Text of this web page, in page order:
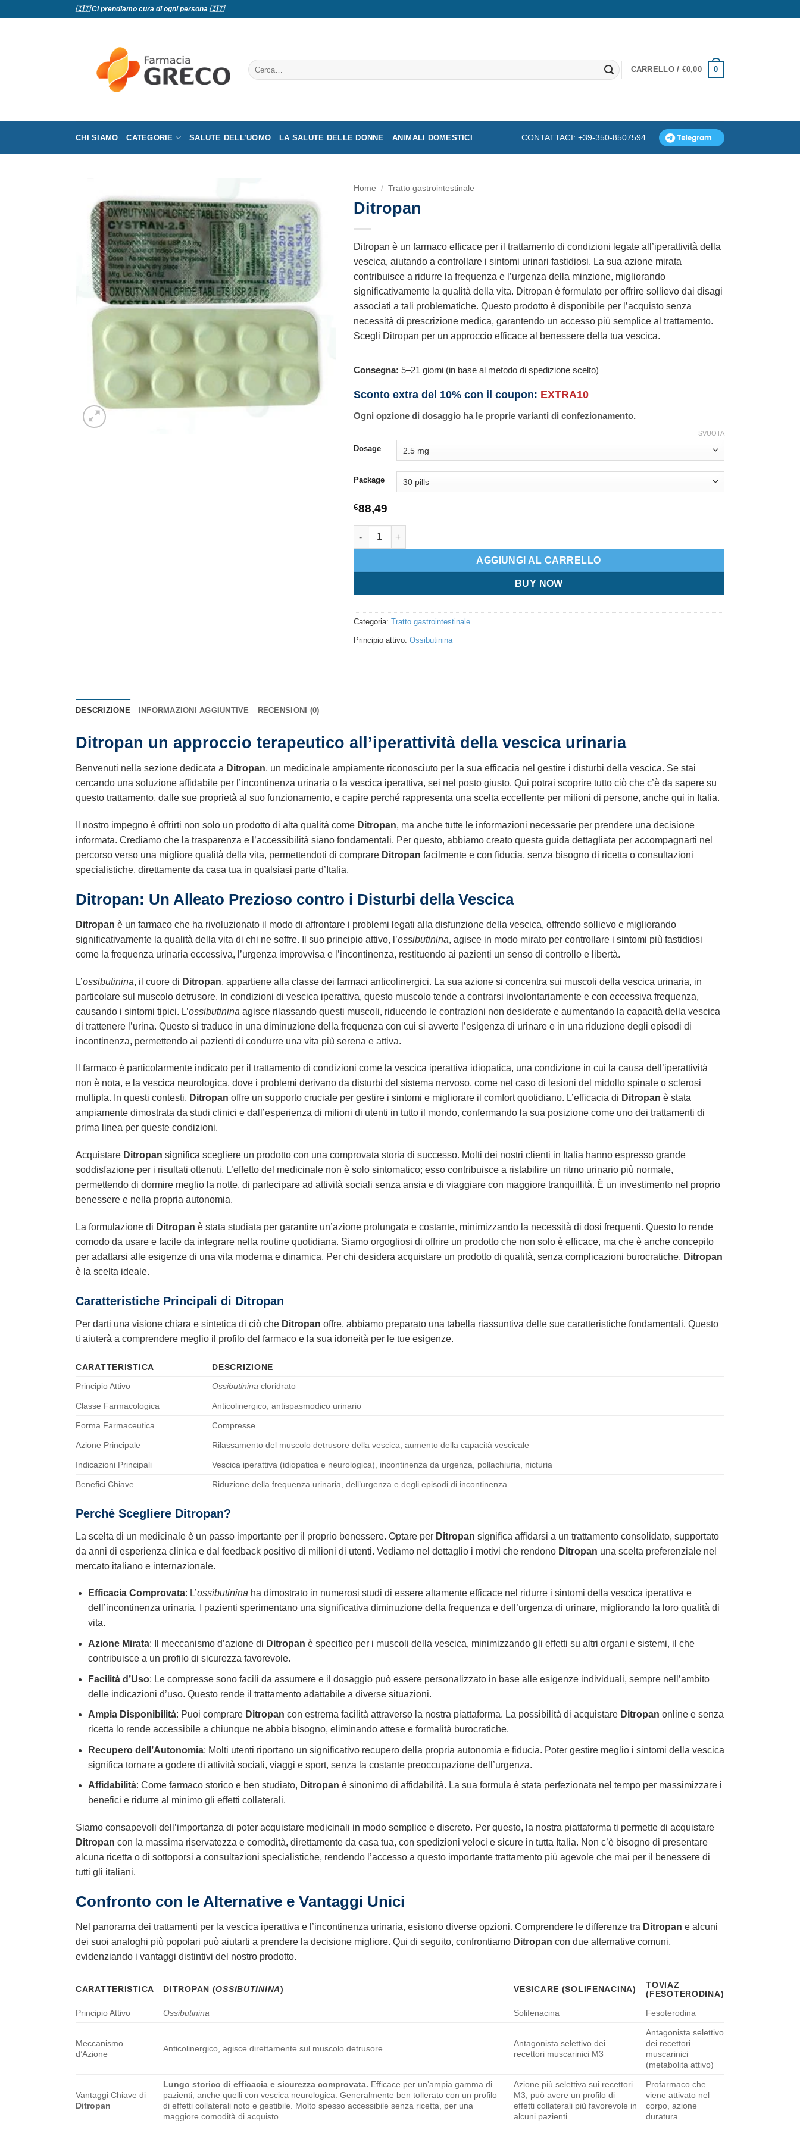
🇮🇹 Ci prendiamo cura di ogni persona 🇮🇹
Cerca:
CARRELLO / €0,00 0
CHI SIAMO CATEGORIE SALUTE DELL’UOMO LA SALUTE DELLE DONNE ANIMALI DOMESTICI CONTATTACI: +39-350-8507594
Home / Tratto gastrointestinale
Ditropan
Ditropan è un farmaco efficace per il trattamento di condizioni legate all’iperattività della
vescica, aiutando a controllare i sintomi urinari fastidiosi. La sua azione mirata
contribuisce a ridurre la frequenza e l’urgenza della minzione, migliorando
significativamente la qualità della vita. Ditropan è formulato per offrire sollievo dai disagi
associati a tali problematiche. Questo prodotto è disponibile per l’acquisto senza
necessità di prescrizione medica, garantendo un accesso più semplice al trattamento.
Scegli Ditropan per un approccio efficace al benessere della tua vescica.
Consegna: 5–21 giorni (in base al metodo di spedizione scelto)
Sconto extra del 10% con il coupon: EXTRA10
Ogni opzione di dosaggio ha le proprie varianti di confezionamento.
Dosage
Package
SVUOTA
€88,49
Ditropan quantità
AGGIUNGI AL CARRELLO
BUY NOW
Categoria: Tratto gastrointestinale
Principio attivo: Ossibutinina
DESCRIZIONE INFORMAZIONI AGGIUNTIVE RECENSIONI (0)
Ditropan un approccio terapeutico all’iperattività della vescica urinaria
Benvenuti nella sezione dedicata a Ditropan, un medicinale ampiamente riconosciuto per la sua efficacia nel gestire i disturbi della vescica. Se stai
cercando una soluzione affidabile per l’incontinenza urinaria o la vescica iperattiva, sei nel posto giusto. Qui potrai scoprire tutto ciò che c’è da sapere su
questo trattamento, dalle sue proprietà al suo funzionamento, e capire perché rappresenta una scelta eccellente per milioni di persone, anche qui in Italia.
Il nostro impegno è offrirti non solo un prodotto di alta qualità come Ditropan, ma anche tutte le informazioni necessarie per prendere una decisione
informata. Crediamo che la trasparenza e l’accessibilità siano fondamentali. Per questo, abbiamo creato questa guida dettagliata per accompagnarti nel
percorso verso una migliore qualità della vita, permettendoti di comprare Ditropan facilmente e con fiducia, senza bisogno di ricetta o consultazioni
specialistiche, direttamente da casa tua in qualsiasi parte d’Italia.
Ditropan: Un Alleato Prezioso contro i Disturbi della Vescica
Ditropan è un farmaco che ha rivoluzionato il modo di affrontare i problemi legati alla disfunzione della vescica, offrendo sollievo e migliorando
significativamente la qualità della vita di chi ne soffre. Il suo principio attivo, l’ossibutinina, agisce in modo mirato per controllare i sintomi più fastidiosi
come la frequenza urinaria eccessiva, l’urgenza improvvisa e l’incontinenza, restituendo ai pazienti un senso di controllo e libertà.
L’ossibutinina, il cuore di Ditropan, appartiene alla classe dei farmaci anticolinergici. La sua azione si concentra sui muscoli della vescica urinaria, in
particolare sul muscolo detrusore. In condizioni di vescica iperattiva, questo muscolo tende a contrarsi involontariamente e con eccessiva frequenza,
causando i sintomi tipici. L’ossibutinina agisce rilassando questi muscoli, riducendo le contrazioni non desiderate e aumentando la capacità della vescica
di trattenere l’urina. Questo si traduce in una diminuzione della frequenza con cui si avverte l’esigenza di urinare e in una riduzione degli episodi di
incontinenza, permettendo ai pazienti di condurre una vita più serena e attiva.
Il farmaco è particolarmente indicato per il trattamento di condizioni come la vescica iperattiva idiopatica, una condizione in cui la causa dell’iperattività
non è nota, e la vescica neurologica, dove i problemi derivano da disturbi del sistema nervoso, come nel caso di lesioni del midollo spinale o sclerosi
multipla. In questi contesti, Ditropan offre un supporto cruciale per gestire i sintomi e migliorare il comfort quotidiano. L’efficacia di Ditropan è stata
ampiamente dimostrata da studi clinici e dall’esperienza di milioni di utenti in tutto il mondo, confermando la sua posizione come uno dei trattamenti di
prima linea per queste condizioni.
Acquistare Ditropan significa scegliere un prodotto con una comprovata storia di successo. Molti dei nostri clienti in Italia hanno espresso grande
soddisfazione per i risultati ottenuti. L’effetto del medicinale non è solo sintomatico; esso contribuisce a ristabilire un ritmo urinario più normale,
permettendo di dormire meglio la notte, di partecipare ad attività sociali senza ansia e di viaggiare con maggiore tranquillità. È un investimento nel proprio
benessere e nella propria autonomia.
La formulazione di Ditropan è stata studiata per garantire un’azione prolungata e costante, minimizzando la necessità di dosi frequenti. Questo lo rende
comodo da usare e facile da integrare nella routine quotidiana. Siamo orgogliosi di offrire un prodotto che non solo è efficace, ma che è anche concepito
per adattarsi alle esigenze di una vita moderna e dinamica. Per chi desidera acquistare un prodotto di qualità, senza complicazioni burocratiche, Ditropan
è la scelta ideale.
Caratteristiche Principali di Ditropan
Per darti una visione chiara e sintetica di ciò che Ditropan offre, abbiamo preparato una tabella riassuntiva delle sue caratteristiche fondamentali. Questo
ti aiuterà a comprendere meglio il profilo del farmaco e la sua idoneità per le tue esigenze.
CARATTERISTICA
DESCRIZIONE
Principio Attivo
Ossibutinina cloridrato
Classe Farmacologica Anticolinergico, antispasmodico urinario
Forma Farmaceutica Compresse
Azione Principale Rilassamento del muscolo detrusore della vescica, aumento della capacità vescicale
Indicazioni Principali Vescica iperattiva (idiopatica e neurologica), incontinenza da urgenza, pollachiuria, nicturia
Benefici Chiave Riduzione della frequenza urinaria, dell’urgenza e degli episodi di incontinenza
Perché Scegliere Ditropan?
La scelta di un medicinale è un passo importante per il proprio benessere. Optare per Ditropan significa affidarsi a un trattamento consolidato, supportato
da anni di esperienza clinica e dal feedback positivo di milioni di utenti. Vediamo nel dettaglio i motivi che rendono Ditropan una scelta preferenziale nel
mercato italiano e internazionale.
Efficacia Comprovata: L’ossibutinina ha dimostrato in numerosi studi di essere altamente efficace nel ridurre i sintomi della vescica iperattiva e
dell’incontinenza urinaria. I pazienti sperimentano una significativa diminuzione della frequenza e dell’urgenza di urinare, migliorando la loro qualità di
vita.
Azione Mirata: Il meccanismo d’azione di Ditropan è specifico per i muscoli della vescica, minimizzando gli effetti su altri organi e sistemi, il che
contribuisce a un profilo di sicurezza favorevole.
Facilità d’Uso: Le compresse sono facili da assumere e il dosaggio può essere personalizzato in base alle esigenze individuali, sempre nell’ambito
delle indicazioni d’uso. Questo rende il trattamento adattabile a diverse situazioni.
Ampia Disponibilità: Puoi comprare Ditropan con estrema facilità attraverso la nostra piattaforma. La possibilità di acquistare Ditropan online e senza
ricetta lo rende accessibile a chiunque ne abbia bisogno, eliminando attese e formalità burocratiche.
Recupero dell’Autonomia: Molti utenti riportano un significativo recupero della propria autonomia e fiducia. Poter gestire meglio i sintomi della vescica
significa tornare a godere di attività sociali, viaggi e sport, senza la costante preoccupazione dell’urgenza.
Affidabilità: Come farmaco storico e ben studiato, Ditropan è sinonimo di affidabilità. La sua formula è stata perfezionata nel tempo per massimizzare i
benefici e ridurre al minimo gli effetti collaterali.
Siamo consapevoli dell’importanza di poter acquistare medicinali in modo semplice e discreto. Per questo, la nostra piattaforma ti permette di acquistare
Ditropan con la massima riservatezza e comodità, direttamente da casa tua, con spedizioni veloci e sicure in tutta Italia. Non c’è bisogno di presentare
alcuna ricetta o di sottoporsi a consultazioni specialistiche, rendendo l’accesso a questo importante trattamento più agevole che mai per il benessere di
tutti gli italiani.
Confronto con le Alternative e Vantaggi Unici
Nel panorama dei trattamenti per la vescica iperattiva e l’incontinenza urinaria, esistono diverse opzioni. Comprendere le differenze tra Ditropan e alcuni
dei suoi analoghi più popolari può aiutarti a prendere la decisione migliore. Qui di seguito, confrontiamo Ditropan con due alternative comuni,
evidenziando i vantaggi distintivi del nostro prodotto.
CARATTERISTICA DITROPAN (OSSIBUTININA) VESICARE (SOLIFENACINA)
TOVIAZ
(FESOTERODINA)
Principio Attivo
Ossibutinina Solifenacina Fesoterodina
Meccanismo
d’Azione
Anticolinergico, agisce direttamente sul muscolo detrusore
Antagonista selettivo dei
recettori muscarinici M3
Antagonista selettivo
dei recettori
muscarinici
(metabolita attivo)
Vantaggi Chiave di
Ditropan
Lungo storico di efficacia e sicurezza comprovata. Efficace per un’ampia gamma di
pazienti, anche quelli con vescica neurologica. Generalmente ben tollerato con un profilo
di effetti collaterali noto e gestibile. Molto spesso accessibile senza ricetta, per una
maggiore comodità di acquisto.
Azione più selettiva sui recettori
M3, può avere un profilo di
effetti collaterali più favorevole in
alcuni pazienti.
Profarmaco che
viene attivato nel
corpo, azione
duratura.